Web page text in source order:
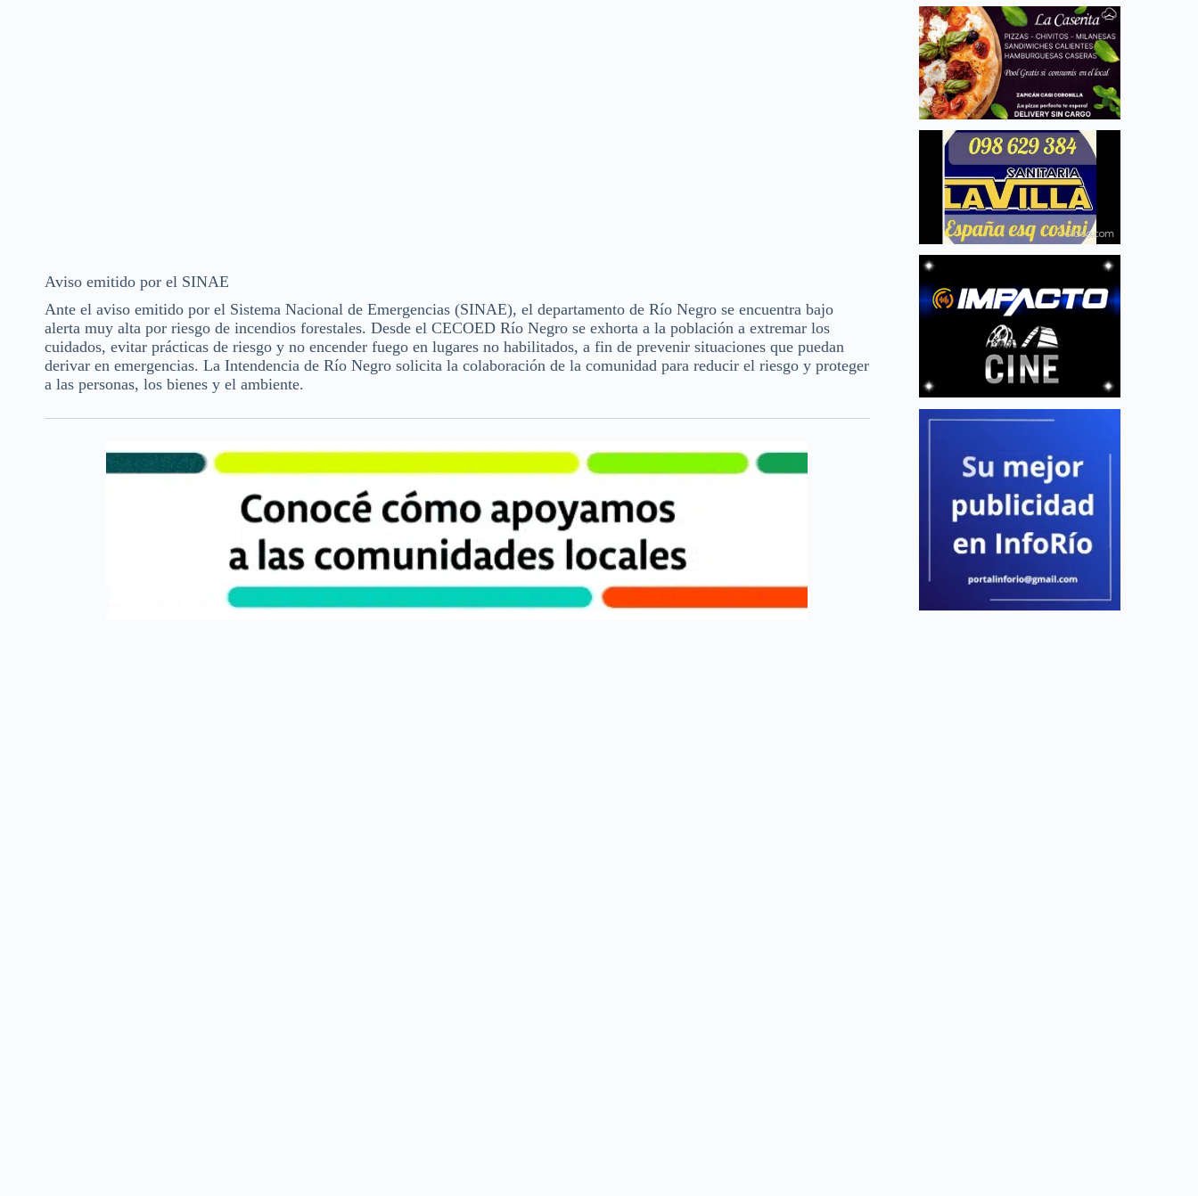
Aviso emitido por el SINAE
Ante el aviso emitido por el Sistema Nacional de Emergencias (SINAE), el departamento de Río Negro se encuentra bajo
alerta muy alta por riesgo de incendios forestales. Desde el CECOED Río Negro se exhorta a la población a extremar los
cuidados, evitar prácticas de riesgo y no encender fuego en lugares no habilitados, a fin de prevenir situaciones que puedan
derivar en emergencias. La Intendencia de Río Negro solicita la colaboración de la comunidad para reducir el riesgo y proteger
a las personas, los bienes y el ambiente.